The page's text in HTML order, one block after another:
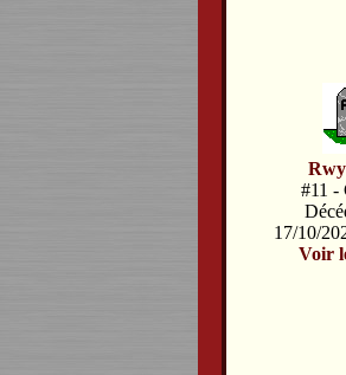
Rwy
#11 -
17/10/
Voir